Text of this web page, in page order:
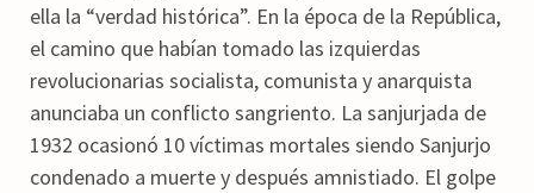
ella la “verdad histórica”. En la época de la República,
el camino que habían tomado las izquierdas
revolucionarias socialista, comunista y anarquista
anunciaba un conflicto sangriento. La sanjurjada de
1932 ocasionó 10 víctimas mortales siendo Sanjurjo
condenado a muerte y después amnistiado. El golpe